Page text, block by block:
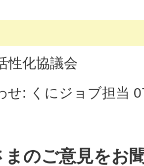
性化協議会
せ: くにジョブ担当
まのご意見をお